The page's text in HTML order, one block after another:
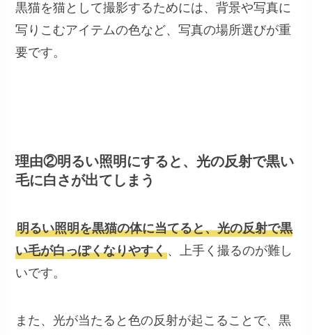
黒猫を猫として撮影するためには、背景や写真に
写りこむアイテムの色など、写真の場所選びが重
要です。
理由②明るい照明にすると、光の反射で黒い
毛に白さが出てしまう
明るい照明を黒猫の体に当てると、光の反射で黒
い毛が白っぽくなりやすく、上手く撮るのが難し
いです。
また、光が当たると色の反射が起こることで、黒